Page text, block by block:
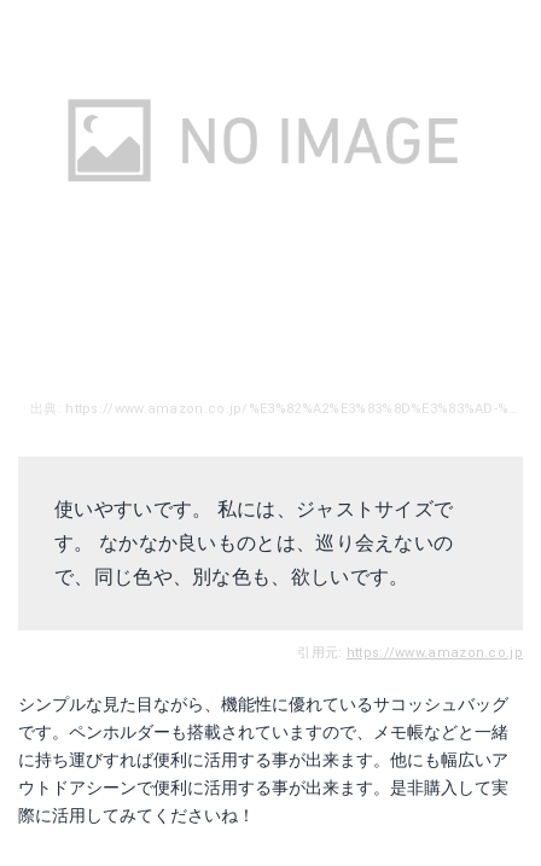
使いやすいです。 私には、ジャストサイズで
す。 なかなか良いものとは、巡り会えないの
で、同じ色や、別な色も、欲しいです。
引用元: https://www.amazon.co.jp
シンプルな見た目ながら、機能性に優れているサコッシュバッグ
です。ペンホルダーも搭載されていますので、メモ帳などと一緒
に持ち運びすれば便利に活用する事が出来ます。他にも幅広いア
ウトドアシーンで便利に活用する事が出来ます。是非購入して実
際に活用してみてくださいね！